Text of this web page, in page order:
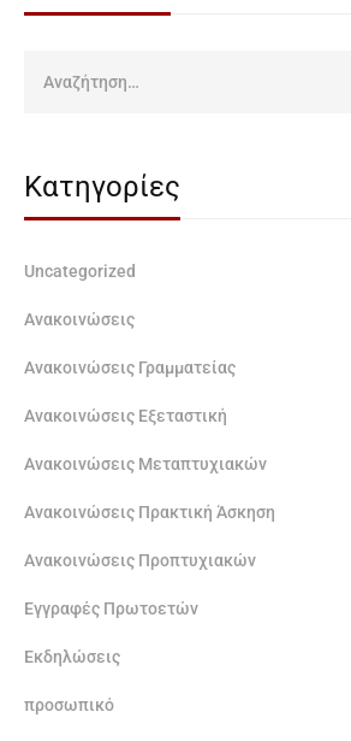
Κατηγορίες
Uncategorized
Ανακοινώσεις
Ανακοινώσεις Γραμματείας
Ανακοινώσεις Εξεταστική
Ανακοινώσεις Μεταπτυχιακών
Ανακοινώσεις Πρακτική Άσκηση
Ανακοινώσεις Προπτυχιακών
Εγγραφές Πρωτοετών
Εκδηλώσεις
προσωπικό